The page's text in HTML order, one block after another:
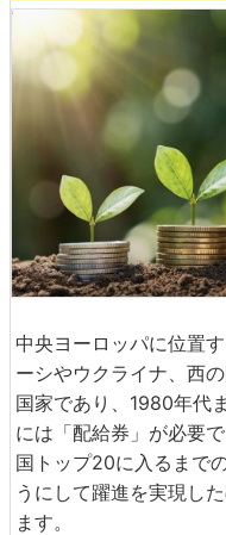
中央ヨーロッパに位置
ーシやウクライナ、西
国家であり、1980年代
には「配給券」が必要
国トップ20に入るまで
うにして躍進を実現し
ます。